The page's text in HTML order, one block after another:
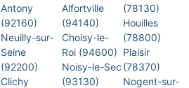
Antony
(92160)
Neuilly-sur-
Seine
(92200)
Clichy
Alfortville
(94140)
Choisy-le-
Roi (94600)
Noisy-le-Sec
(93130)
(78130)
Houilles
(78800)
Plaisir
(78370)
Nogent-sur-